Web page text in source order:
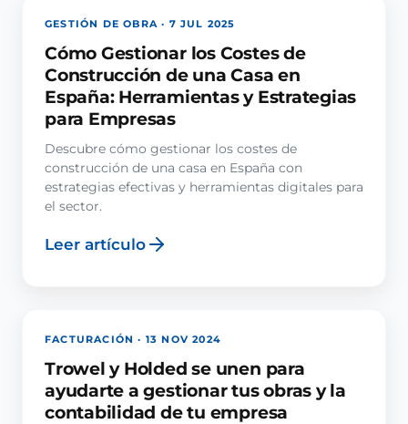
GESTIÓN DE OBRA · 7 JUL 2025
Cómo Gestionar los Costes de
Construcción de una Casa en
España: Herramientas y Estrategias
para Empresas
Descubre cómo gestionar los costes de
construcción de una casa en España con
estrategias efectivas y herramientas digitales para
el sector.
Leer artículo
FACTURACIÓN · 13 NOV 2024
Trowel y Holded se unen para
ayudarte a gestionar tus obras y la
contabilidad de tu empresa